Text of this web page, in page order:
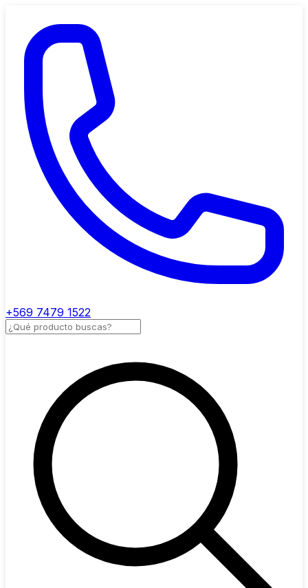
+569 7479 1522
Buscar productos